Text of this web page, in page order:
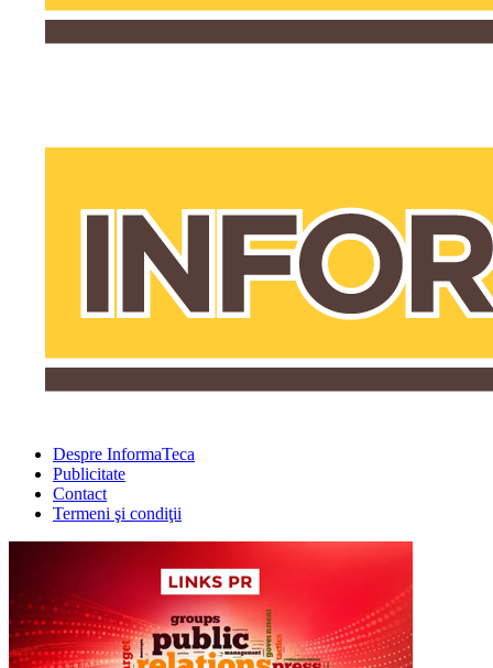
Despre InformaTeca
Publicitate
Contact
Termeni şi condiţii